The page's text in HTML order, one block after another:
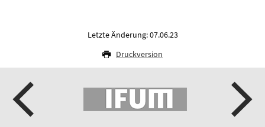
Letzte Änderung: 07.06.23
Druckversion